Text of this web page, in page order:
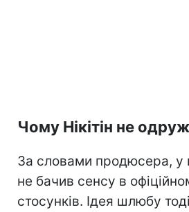
Чому Нікітін не
За словами продюсера, у
не бачив сенсу в
стосунків. Ідея шлюбу